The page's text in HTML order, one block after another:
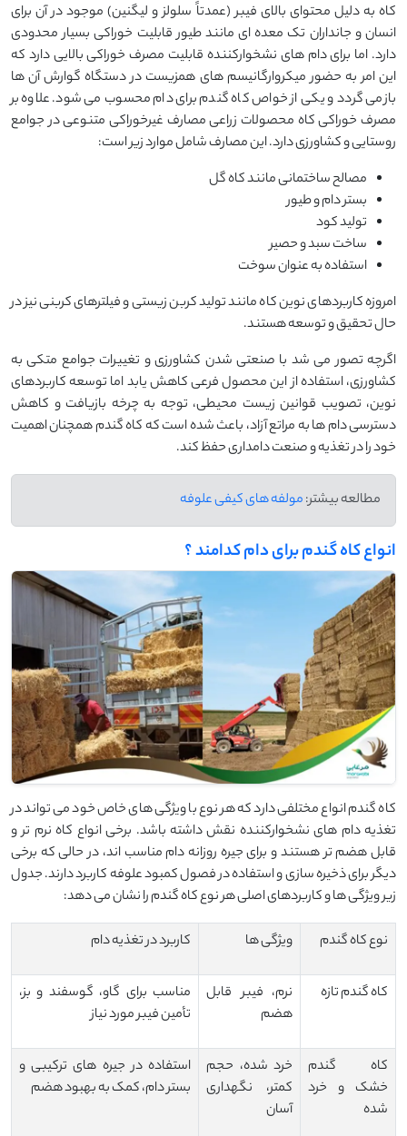
کاه به دلیل محتوای بالای فیبر (عمدتاً سلولز و لیگنین) موجود در آن برای
انسان و جانداران تک معده ای مانند طیور قابلیت خوراکی بسیار محدودی
دارد. اما برای دام های نشخوارکننده قابلیت مصرف خوراکی بالایی دارد که
این امر به حضور میکروارگانیسم های همزیست در دستگاه گوارش آن ها
بازمی گردد و یکی از خواص کاه گندم برای دام محسوب می شود. علاوه بر
مصرف خوراکی کاه محصولات زراعی مصارف غیرخوراکی متنوعی در جوامع
روستایی و کشاورزی دارد. این مصارف شامل موارد زیر است:
مصالح ساختمانی مانند کاه گل
بستر دام و طیور
تولید کود
ساخت سبد و حصیر
استفاده به عنوان سوخت
امروزه کاربردهای نوین کاه مانند تولید کربن زیستی و فیلترهای کربنی نیز در
حال تحقیق و توسعه هستند.
اگرچه تصور می شد با صنعتی شدن کشاورزی و تغییرات جوامع متکی به
کشاورزی، استفاده از این محصول فرعی کاهش یابد اما توسعه کاربردهای
نوین، تصویب قوانین زیست محیطی، توجه به چرخه بازیافت و کاهش
دسترسی دام ها به مراتع آزاد، باعث شده است که کاه گندم همچنان اهمیت
خود را در تغذیه و صنعت دامداری حفظ کند.
مطالعه بیشتر:مولفه های کیفی علوفه
انواع کاه گندم برای دام کدامند ؟
کاه گندم انواع مختلفی دارد که هر نوع با ویژگی های خاص خود می تواند در
تغذیه دام های نشخوارکننده نقش داشته باشد. برخی انواع کاه نرم تر و
قابل هضم تر هستند و برای جیره روزانه دام مناسب اند، در حالی که برخی
دیگر برای ذخیره سازی و استفاده در فصول کمبود علوفه کاربرد دارند. جدول
زیر ویژگی ها و کاربردهای اصلی هر نوع کاه گندم را نشان می دهد:
نوع کاه گندم ویژگی ها کاربرد در تغذیه دام
کاه گندم تازه
نرم، فیبر قابل
هضم
مناسب برای گاو، گوسفند و بز،
تأمین فیبر مورد نیاز
کاه گندم
خشک و خرد
شده
خرد شده، حجم
کمتر، نگهداری
آسان
استفاده در جیره های ترکیبی و
بستر دام، کمک به بهبود هضم